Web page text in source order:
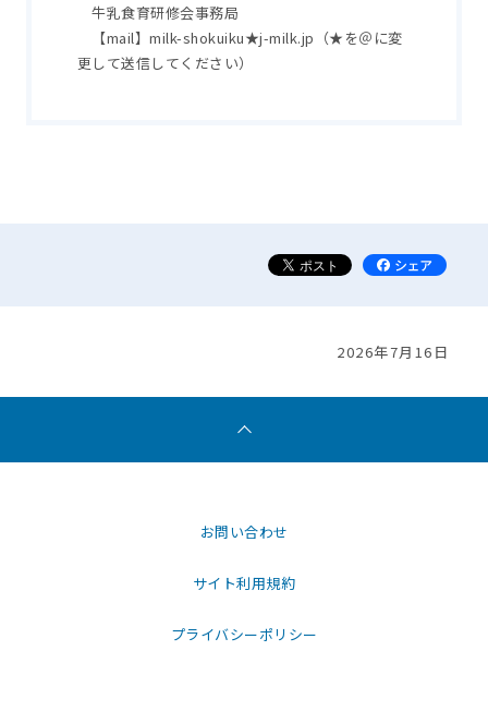
牛乳食育研修会事務局
【mail】milk-shokuiku★j-milk.jp（★を＠に変
更して送信してください）
2026年7月16日
お問い合わせ
サイト利用規約
プライバシーポリシー